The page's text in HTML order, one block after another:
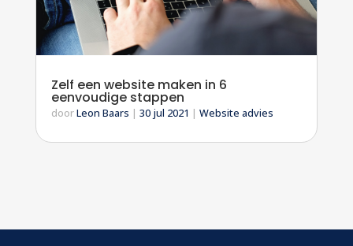
Zelf een website maken in 6
eenvoudige stappen
doorLeon Baars 30 jul 2021 Website advies